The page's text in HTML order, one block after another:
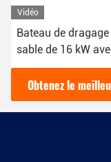
Vidéo
Bateau de dragage
sable de 16 kW
couleur bleue
pour le dragage
YSCSD350
Obtenez le